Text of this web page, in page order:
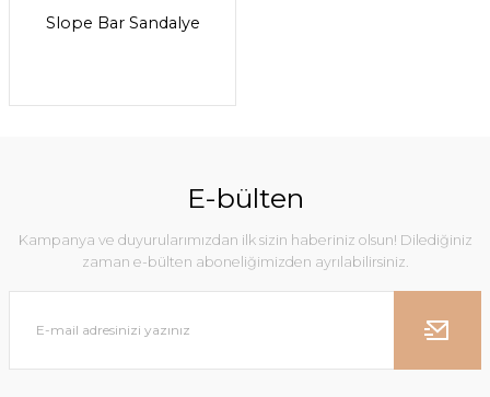
Slope Bar Sandalye
E-bülten
Kampanya ve duyurularımızdan ilk sizin haberiniz olsun! Dilediğiniz
zaman e-bülten aboneliğimizden ayrılabilirsiniz.